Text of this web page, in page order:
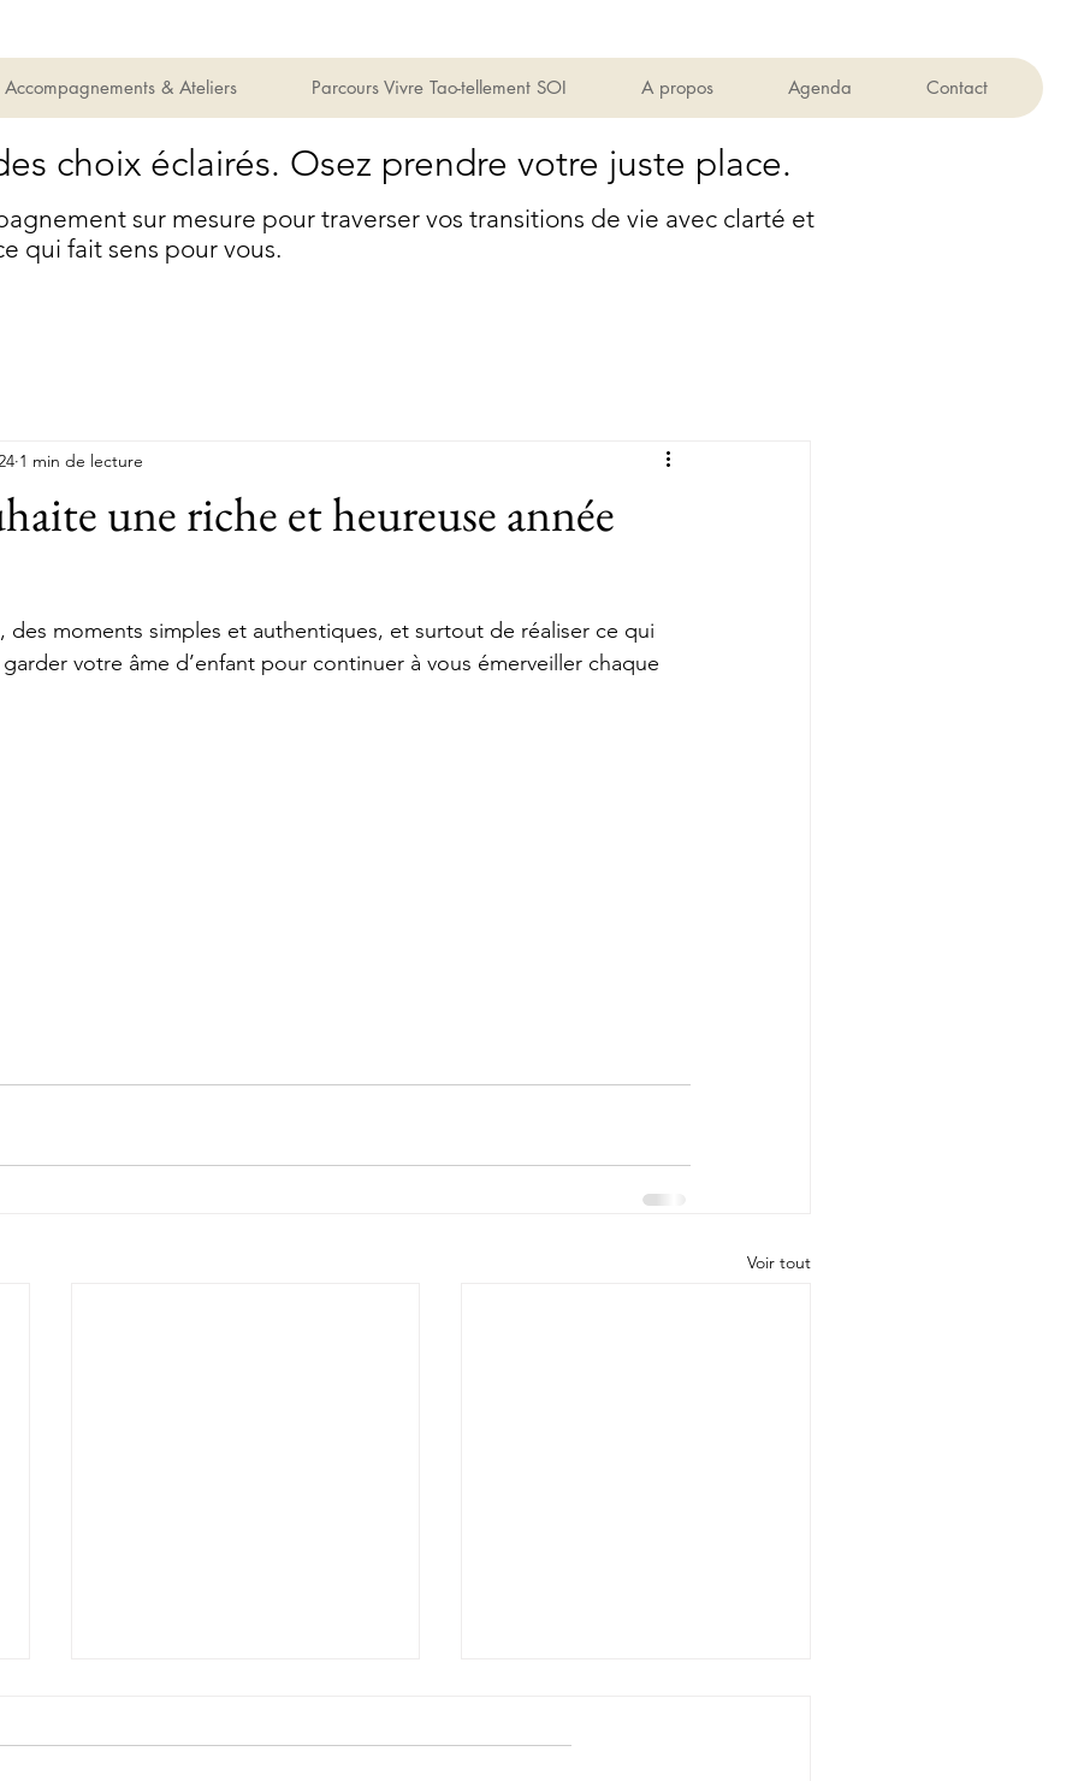
Accompagnements & Ateliers Parcours Vivre Tao-tellement SOI A propos Agenda Contact
choix éclairés. Osez prendre votre juste place.
sur mesure pour traverser vos transitions de vie avec clarté et
qui fait sens pour vous.
une riche et heureuse année
1 min de lecture
des moments simples et authentiques, et surtout de réaliser ce qui
votre âme d’enfant pour continuer à vous émerveiller chaque
Voir tout